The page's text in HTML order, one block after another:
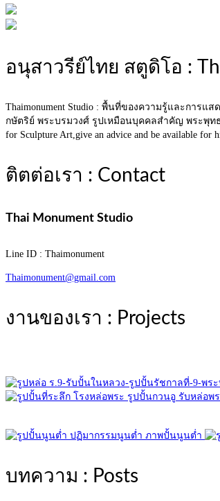
อนุสาวรีย์ไทย สตูดิโอ :
Thaimonument Studio : พื้นที่ของความรู้และการ
กษัตริย์ พระบรมวงศ์ รูปเหมือนบุคคลสำคัญ พระพุท
for Sculpture Art,give an advice and be available for
ติตต่อเรา : Contact
Thai Monument Studio
Line ID : Thaimonument
Thaimonument@gmail.com
งานของเรา : Projects
บทความ : Posts